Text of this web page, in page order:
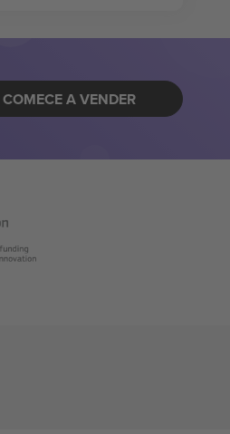
COMECE A VENDER